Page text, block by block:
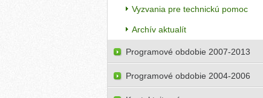
Vyzvania pre technickú pomoc
Archív aktualít
Programové obdobie 2007-2013
Programové obdobie 2004-2006